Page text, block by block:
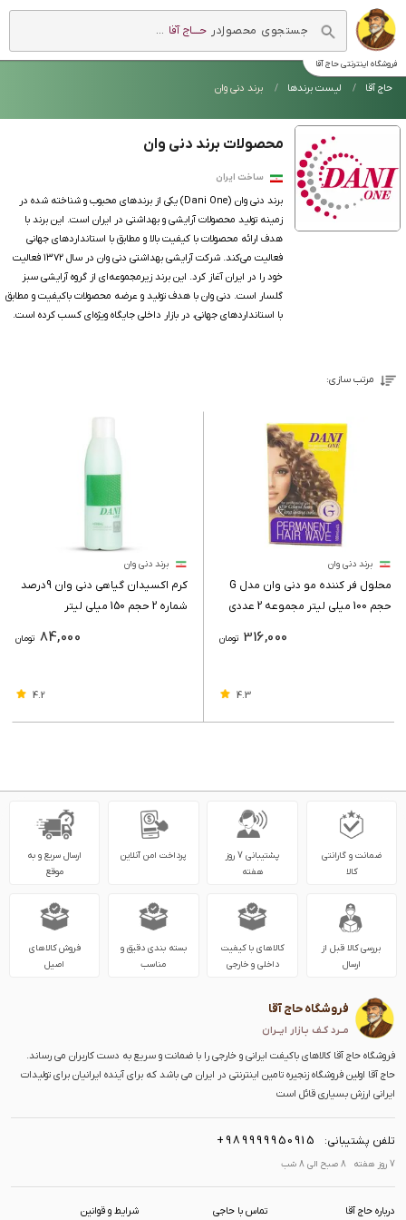
فروشگاه اینترنتیحاج آقا
در حــــاج آقا ...
حاج آقا لیست برندها برند دنی وان
محصولات برند دنی وان
ساخت ایران
برند دنی وان (Dani One) یکی از برندهای محبوب و شناخته شده در
زمینه تولید محصولات آرایشی و بهداشتی در ایران است. این برند با
هدف ارائه محصولات با کیفیت بالا و مطابق با استانداردهای جهانی
فعالیت می‌کند. شرکت آرایشی بهداشتی دنی وان در سال ۱۳۷۲ فعالیت
خود را در ایران آغاز کرد. این برند زیرمجموعه‌ای از گروه آرایشی سبز
گلسار است. دنی وان با هدف تولید و عرضه محصولات باکیفیت و مطابق
با استانداردهای جهانی، در بازار داخلی جایگاه ویژه‌ای کسب کرده است.
مرتب سازی:
برند دنی وان
محلول فر کننده مو دنی وان مدل G
حجم 100 میلی لیتر مجموعه 2 عددی
تومان 316,000
4.3
برند دنی وان
کرم اکسیدان گیاهی دنی وان 9درصد
شماره 2 حجم 150 میلی لیتر
تومان 84,000
4.2
ضمانت و گارانتی
کالا
پشتیبانی 7 روز
هفته
پرداخت امن آنلاین
ارسال سریع و به
موقع
بررسی کالا قبل از
ارسال
کالاهای با کیفیت
داخلی و خارجی
بسته بندی دقیق و
مناسب
فروش کالاهای
اصیل
فروشگاه حاج آقا
مــرد کـف بـازار ایــران
فروشگاه حاج آقا کالاهای باکیفت ایرانی و خارجی را با ضمانت و سریع به دست کاربران می رساند.
حاج آقا اولین فروشگاه زنجیره تامین اینترنتی در ایران می باشد که برای آینده ایرانیان برای تولیدات
ایرانی ارزش بسیاری قائل است
تلفن پشتیبانی: +989999950915
7 روز هفته 8 صبح الی 8 شب
درباره حاج آقا تماس با حاجی شرایط و قوانین